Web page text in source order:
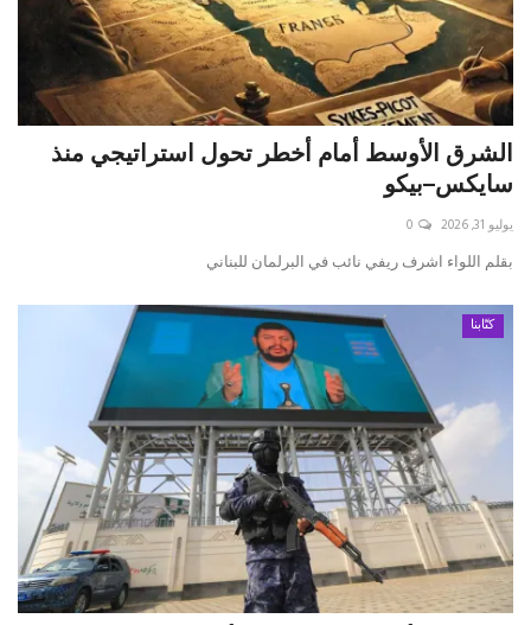
علوم وتكنولوجيا
رياضة
فيديو
حياة
الشرق الأوسط أمام أخطر تحول استراتيجي منذ
سايكس–بيكو
يوليو 31, 2026 0
بقلم اللواء اشرف ريفي نائب في البرلمان للبناني
كتّابنا